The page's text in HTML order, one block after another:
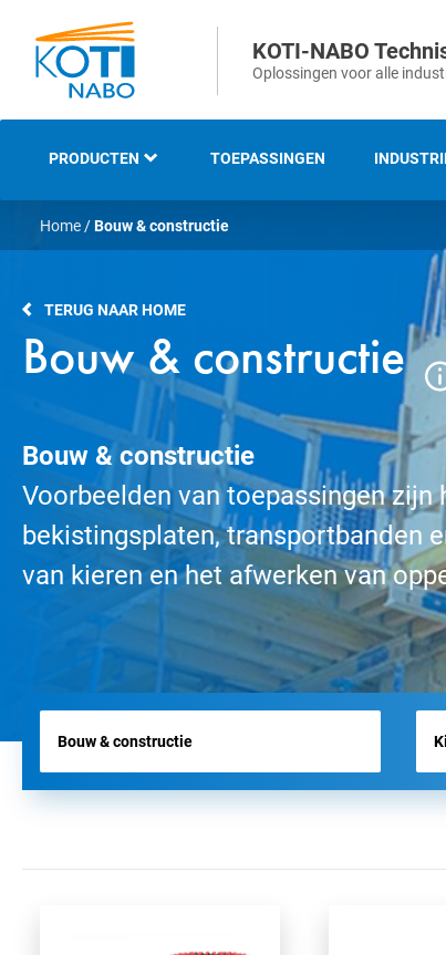
KOTI-NABO
Oplossingen voor alle
PRODUCTEN
STRIP- EN
AFDICHTINGSBORSTELS
VEEG- EN
VLIEGVELDBORSTELS
WERKTUIGBORSTELS
ALLE PRODUCTEN
TOEPASSINGEN
Home /Bouw & constructie
TERUG NAAR HOME
Bouw & constructie
Bouw & constructie
Voorbeelden van toepassingen zijn
bekistingsplaten, transportbanden
van kieren en het afwerken van